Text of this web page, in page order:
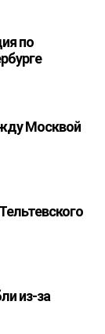
по
Москвой
из-за